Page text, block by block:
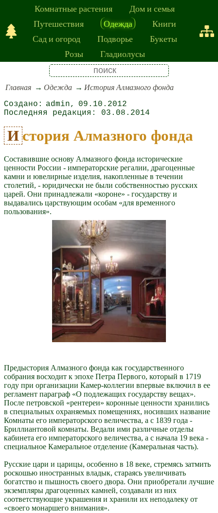
Комнатные растения
Дом и семья
Путешествия
Одежда
Книги
Сад и огород
Подворье
Букеты
Розы
Гладиолусы
Главная Одежда История Алмазного фонда
admin
09.10.2012
03.08.2014
История Алмазного фонда
Составившие основу Алмазного фонда исторические
ценности России - императорские регалии, драгоценные
камни и ювелирные изделия, накопленные в течении
столетий, - юридически не были собственностью русских
царей. Они принадлежали «короне» - государству и
выдавались царствующим особам «для временного
пользования».
Предыстория Алмазного фонда как государственного
собрания восходит к эпохе Петра Первого, который в 1719
году при организации Камер-коллегии впервые включил в ее
регламент параграф «О подлежащих государству вещах».
После петровской «рентереи» коронные ценности хранились
в специальных охраняемых помещениях, носивших название
Комнаты его императорского величества, а с 1839 года -
Бриллиантовой комнаты. Ведали ими различные отделы
кабинета его императорского величества, а с начала 19 века -
специальное Камеральное отделение (Камеральная часть).
Русские цари и царицы, особенно в 18 веке, стремясь затмить
роскошью иностранных владык, стараясь увеличивать
богатство и пышность своего двора. Они приобретали лучшие
экземпляры драгоценных камней, создавали из них
соответствующие украшения и хранили их неподалеку от
«своего монаршего внимания».